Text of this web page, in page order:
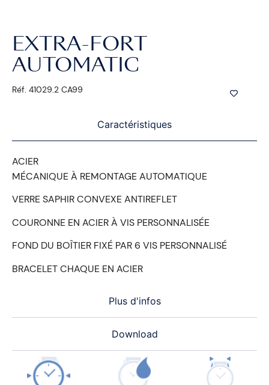
EXTRA-FORT
AUTOMATIC
Réf. 41029.2 CA99
Caractéristiques
Plus d'infos
Download
ACIER
MÉCANIQUE À REMONTAGE AUTOMATIQUE
VERRE SAPHIR CONVEXE ANTIREFLET
COURONNE EN ACIER À VIS PERSONNALISÉE
FOND DU BOÎTIER FIXÉ PAR 6 VIS PERSONNALISÉ
BRACELET CHAQUE EN ACIER